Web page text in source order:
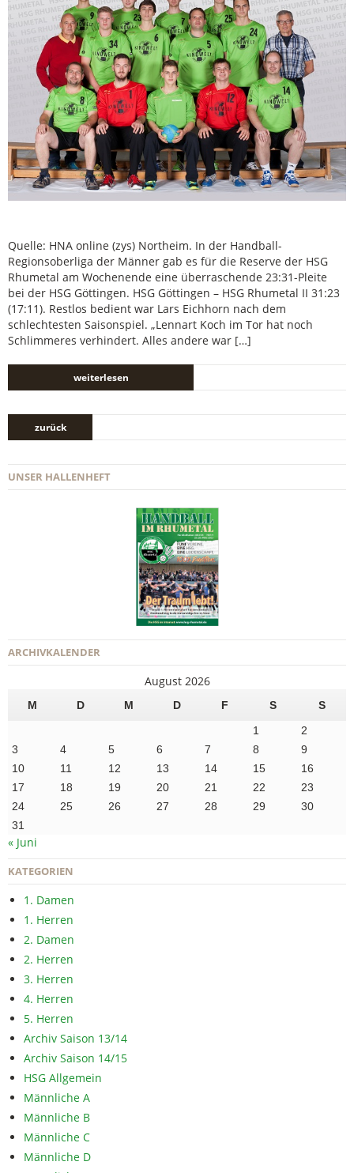
Quelle: HNA online (zys) Northeim. In der Handball-
Regionsoberliga der Männer gab es für die Reserve der HSG
Rhumetal am Wochenende eine überraschende 23:31-Pleite
bei der HSG Göttingen. HSG Göttingen – HSG Rhumetal II 31:23
(17:11). Restlos bedient war Lars Eichhorn nach dem
schlechtesten Saisonspiel. „Lennart Koch im Tor hat noch
Schlimmeres verhindert. Alles andere war […]
weiterlesen
zurück
UNSER HALLENHEFT
ARCHIVKALENDER
August 2026
M D M D F S
S
1
2
3
4 5 6 7 8
9
10
11 12 13 14 15
16
17
18 19 20 21 22
23
24
25 26 27 28 29
30
31
« Juni
KATEGORIEN
1. Damen
1. Herren
2. Damen
2. Herren
3. Herren
4. Herren
5. Herren
Archiv Saison 13/14
Archiv Saison 14/15
HSG Allgemein
Männliche A
Männliche B
Männliche C
Männliche D